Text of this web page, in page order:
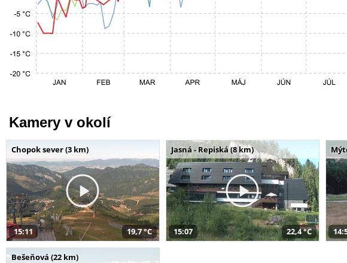
Kamery v okolí
Chopok sever (3 km)
15:11 19,7 °C
Jasná - Repiská (8 km)
15:07 22,4 °C
Bešeňová (22 km)